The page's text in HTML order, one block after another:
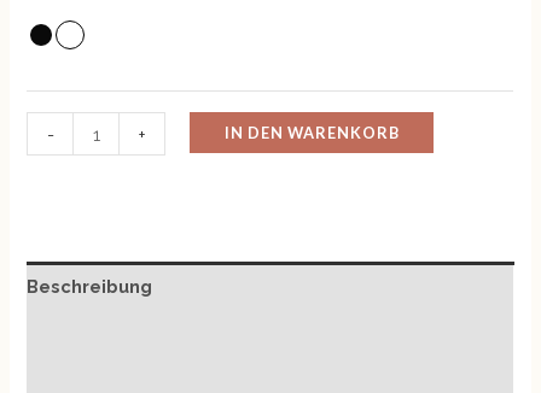
- + IN DEN WARENKORB
Beschreibung